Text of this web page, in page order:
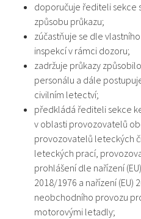
doporučuje řediteli sekce
způsobu průkazu;
zúčastňuje se dle
inspekcí v rámci dozoru;
zadržuje průkazy
personálu a dále
civilním letectví;
předkládá řediteli sekce
v oblasti provozovatelů
provozovatelů leteckých
leteckých prací,
prohlášení dle nařízení
2018/1976 a nařízení
neobchodního provozu
motorovými letadly;